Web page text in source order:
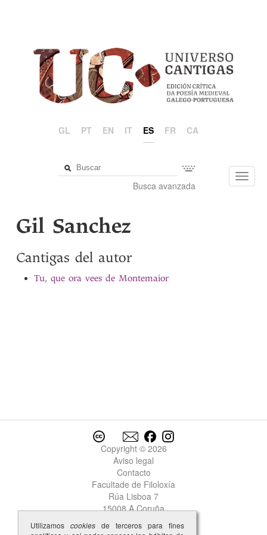
GL PT EN IT ES FR CA
Busca avanzada
Gil Sanchez
Cantigas del autor
Tu, que ora vees de Montemaior
Copyright © 2026
Aviso legal
Contacto
Facultade de Filoloxía
Rúa Lisboa 7
15008 A Coruña
Utilizamos cookies de terceros para fines